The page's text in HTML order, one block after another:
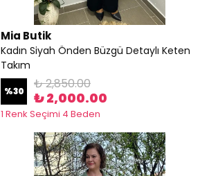
Mia Butik
Kadın Siyah Önden Büzgü Detaylı Keten
Takım
%30 ₺ 2,850.00
₺ 2,000.00
1 Renk Seçimi 4 Beden